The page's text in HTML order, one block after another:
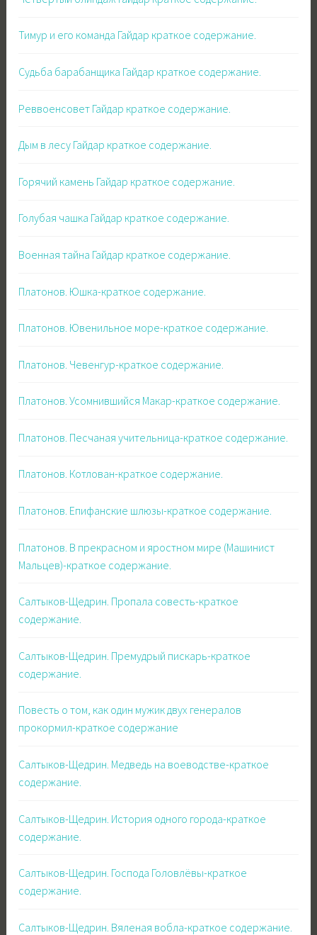
Тимур и его команда Гайдар краткое содержание.
Судьба барабанщика Гайдар краткое содержание.
Реввоенсовет Гайдар краткое содержание.
Дым в лесу Гайдар краткое содержание.
Горячий камень Гайдар краткое содержание.
Голубая чашка Гайдар краткое содержание.
Военная тайна Гайдар краткое содержание.
Платонов. Юшка-краткое содержание.
Платонов. Ювенильное море-краткое содержание.
Платонов. Чевенгур-краткое содержание.
Платонов. Усомнившийся Макар-краткое содержание.
Платонов. Песчаная учительница-краткое содержание.
Платонов. Котлован-краткое содержание.
Платонов. Епифанские шлюзы-краткое содержание.
Платонов. В прекрасном и яростном мире (Машинист
Мальцев)-краткое содержание.
Салтыков-Щедрин. Пропала совесть-краткое
содержание.
Салтыков-Щедрин. Премудрый пискарь-краткое
содержание.
Повесть о том, как один мужик двух генералов
прокормил-краткое содержание
Салтыков-Щедрин. Медведь на воеводстве-краткое
содержание.
Салтыков-Щедрин. История одного города-краткое
содержание.
Салтыков-Щедрин. Господа Головлёвы-краткое
содержание.
Салтыков-Щедрин. Вяленая вобла-краткое содержание.